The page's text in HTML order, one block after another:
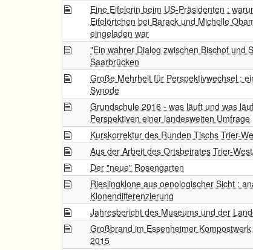
Eine Eifelerin beim US-Präsidenten :
Eifelörtchen bei Barack und Michelle
eingeladen war
"Ein wahrer Dialog zwischen Bischof und
Saarbrücken
Große Mehrheit für Perspektivwechsel :
Synode
Grundschule 2016 - was läuft und was
Perspektiven einer landesweiten Umfrage
Kurskorrektur des Runden Tischs Trier-
Aus der Arbeit des Ortsbeirates Trier-
Der "neue" Rosengarten
Rieslingklone aus oenologischer Sicht :
Klonendifferenzierung
Jahresbericht des Museums und der
Großbrand im Essenheimer
2015